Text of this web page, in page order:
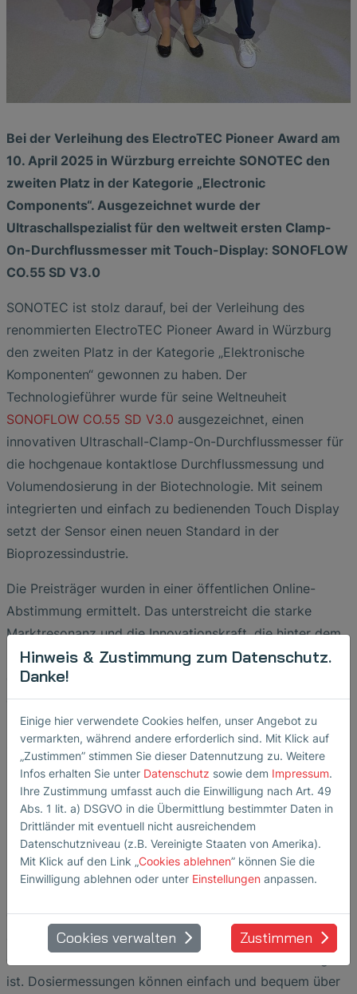
Bei der Verleihung des ElectroTEC Pioneer Award am
10. April 2025 in Würzburg erreichte SONOTEC den
zweiten Platz in der Kategorie „Electronic
Components“. Ausgezeichnet wurde der
Ultraschallspezialist für den weltweit ersten Clamp-
On-Durchflussmesser mit Touch-Display: SONOFLOW
CO.55 SD V3.0
SONOTEC ist stolz darauf, bei der Verleihung des
renommierten ElectroTEC Pioneer Award in Würzburg
den zweiten Platz in der Kategorie „Elektronische
Komponenten“ gewonnen zu haben. Der
Technologieführer wurde für seine Weltneuheit
SONOFLOW CO.55 SD V3.0 ausgezeichnet, einen
innovativen Ultraschall-Clamp-On-Durchflussmesser für
die hochgenaue kontaktlose Durchflussmessung und
Volumendosierung in der Biotechnologie. Mit seinem
integrierten und einfach zu bedienenden Touch Display
setzt der Sensor einen neuen Standard in der
Bioprozessindustrie.
Die Preisträger wurden in einer öffentlichen Online-
Abstimmung ermittelt. Das unterstreicht die starke
Marktresonanz und die Innovationskraft, die hinter dem
SONOFLOW CO.55 SD V3.0 steht. "Wir fühlen uns
geehrt, diese Anerkennung von Branchenexperten zu
erhalten. Dies ist ein klares Zeichen für die Motivation,
Expertise und Leidenschaft unseres gesamten Teams",
sagt Sebastian Bürkmann, Business Unit Leiter Nicht-
invasive Flüssigkeitsüberwachung bei der SONOTEC
GmbH.
Die SONOFLOW CO.55 SD V3.0 Sensorreihe vereint
höchste Messgenauigkeit und intuitive Bedienbarkeit. Er
ist der einzige Sensor seiner Klasse, der Echtzeit-
dem Sensor können Dosieranwendungen von weniger
als 1 ml bis zu mehreren 1.000 l realisiert werden, so
ist. Dosiermessungen können einfach und bequem über
Hinweis & Zustimmung zum Datenschutz.
Danke!
Einige hier verwendete Cookies helfen, unser Angebot zu
vermarkten, während andere erforderlich sind. Mit Klick auf
„Zustimmen” stimmen Sie dieser Datennutzung zu. Weitere
Infos erhalten Sie unter Datenschutz sowie dem Impressum.
Ihre Zustimmung umfasst auch die Einwilligung nach Art. 49
Abs. 1 lit. a) DSGVO in die Übermittlung bestimmter Daten in
Drittländer mit eventuell nicht ausreichendem
Datenschutzniveau (z.B. Vereinigte Staaten von Amerika).
Mit Klick auf den Link „Cookies ablehnen” können Sie die
Einwilligung ablehnen oder unter Einstellungen anpassen.
Cookies verwalten Zustimmen